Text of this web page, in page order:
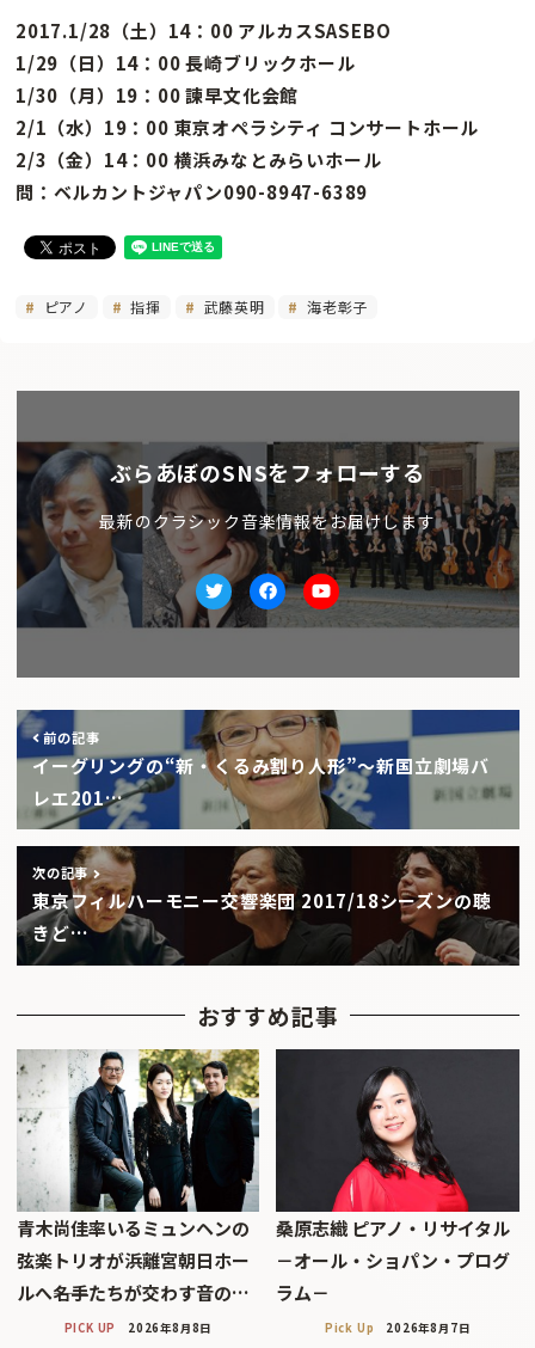
2017.1/28（土）14：00 アルカスSASEBO
1/29（日）14：00 長崎ブリックホール
1/30（月）19：00 諫早文化会館
2/1（水）19：00 東京オペラシティ コンサートホール
2/3（金）14：00 横浜みなとみらいホール
問：ベルカントジャパン090-8947-6389
ピアノ 指揮 武藤英明 海老彰子
ぶらあぼのSNSをフォローする
最新のクラシック音楽情報をお届けします
TwitterfacebookYoutube
前の記事
イーグリングの“新・くるみ割り人形”〜新国立劇場バ
レエ201…
次の記事
東京フィルハーモニー交響楽団 2017/18シーズンの聴
きど…
おすすめ記事
青木尚佳率いるミュンヘンの
弦楽トリオが浜離宮朝日ホー
ルへ――名手たちが交わす音の…
PICK UP 2026年8月8日
桑原志織 ピアノ・リサイタル
－オール・ショパン・プログ
ラム－
Pick Up 2026年8月7日